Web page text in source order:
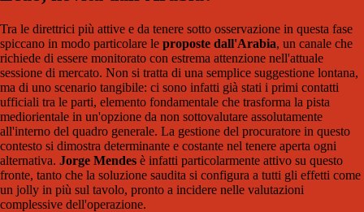
Tra le direttrici più attive e da tenere sotto osservazione in questa fase
spiccano in modo particolare le proposte dall'Arabia, un canale che
richiede di essere monitorato con estrema attenzione nell'attuale
sessione di mercato. Non si tratta di una semplice suggestione lontana,
ma di uno scenario tangibile: ci sono infatti già stati i primi contatti
ufficiali tra le parti, elemento fondamentale che trasforma la pista
mediorientale in un'opzione da non sottovalutare assolutamente
all'interno del quadro generale. La gestione del procuratore in questo
contesto si dimostra determinante e costante nel tenere aperta ogni
alternativa. Jorge Mendes è infatti particolarmente attivo su questo
fronte, tanto che la soluzione saudita si configura a tutti gli effetti come
un jolly in più sul tavolo, pronto a incidere nelle valutazioni
complessive dell'operazione.